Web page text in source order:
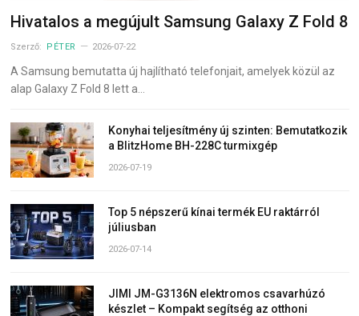
Hivatalos a megújult Samsung Galaxy Z Fold 8
Szerző: PÉTER 2026-07-22
A Samsung bemutatta új hajlítható telefonjait, amelyek közül az
alap Galaxy Z Fold 8 lett a…
Konyhai teljesítmény új szinten: Bemutatkozik
a BlitzHome BH-228C turmixgép
2026-07-19
Top 5 népszerű kínai termék EU raktárról
júliusban
2026-07-14
JIMI JM-G3136N elektromos csavarhúzó
készlet – Kompakt segítség az otthoni